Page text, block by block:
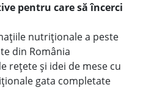
pentru care să încerci
nutriționale a peste
din România
rețete și idei de mese cu
gata completate